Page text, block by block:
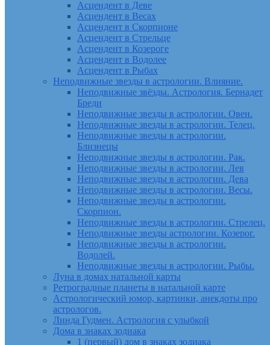
Асцендент в Деве
Асцендент в Весах
Асцендент в Скорпионе
Асцендент в Стрельце
Асцендент в Козероге
Асцендент в Водолее
Асцендент в Рыбах
Неподвижные звезды в астрологии. Влияние.
Неподвижные звёзды. Астрология. Бернадет
Бреди
Неподвижные звезды в астрологии. Овен.
Неподвижные звезды в астрологии. Телец.
Неподвижные звезды в астрологии.
Близнецы
Неподвижные звезды в астрологии. Рак.
Неподвижные звезды в астрологии. Лев
Неподвижные звезды в астрологии. Дева
Неподвижные звезды в астрологии. Весы.
Неподвижные звезды в астрологии.
Скорпион.
Неподвижные звезды в астрологии. Стрелец.
Неподвижные звезды астрологии. Козерог.
Неподвижные звезды в астрологии.
Водолей.
Неподвижные звезды в астрологии. Рыбы.
Луна в домах натальной карты
Ретроградные планеты в натальной карте
Астрологический юмор, картинки, анекдоты про
астрологов.
Линда Гудмен. Астрология с улыбкой
Дома в знаках зодиака
1 (первый) дом в знаках зодиака